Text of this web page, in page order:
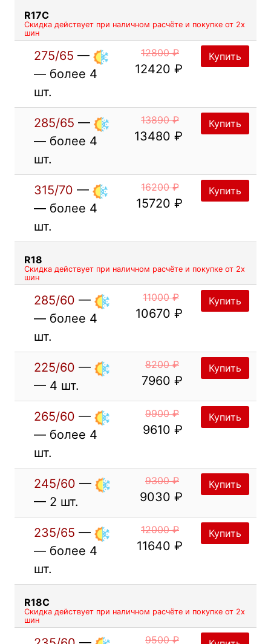
R17C
Скидка действует при наличном расчёте и покупке от 2х
шин
275/65 —
— более 4
шт.
12800 ₽
12420 ₽
Купить
285/65 —
— более 4
шт.
13890 ₽
13480 ₽
Купить
315/70 —
— более 4
шт.
16200 ₽
15720 ₽
Купить
R18
Скидка действует при наличном расчёте и покупке от 2х
шин
285/60 —
— более 4
шт.
11000 ₽
10670 ₽
Купить
225/60 —
— 4 шт.
8200 ₽
7960 ₽
Купить
265/60 —
— более 4
шт.
9900 ₽
9610 ₽
Купить
245/60 —
— 2 шт.
9300 ₽
9030 ₽
Купить
235/65 —
— более 4
шт.
12000 ₽
11640 ₽
Купить
R18C
Скидка действует при наличном расчёте и покупке от 2х
шин
9500 ₽